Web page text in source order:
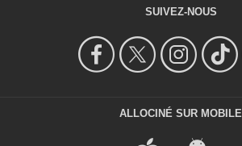
SUIVEZ-NOUS
ALLOCINÉ SUR MOBILE